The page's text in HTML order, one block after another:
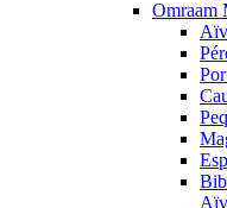
Omraam